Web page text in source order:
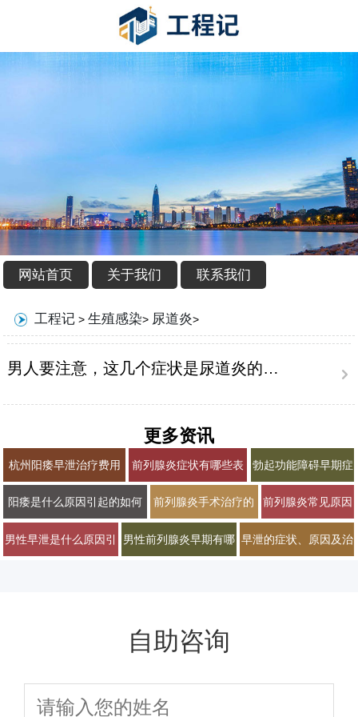
网站首页 关于我们 联系我们
工程记 >生殖感染> 尿道炎>
男人要注意，这几个症状是尿道炎的信号！
更多资讯
杭州阳痿早泄治疗费用
多少男科医院排名2026
前列腺炎症状有哪些表
现？2026年男科专家科
普治疗与预防方法
勃起功能障碍早期症
状有哪些？2026年
男科专家详解治疗方
阳痿是什么原因引起的如何
治疗才能恢复
前列腺炎手术治疗的
必要性有多大
前列腺炎常见原因
及早期症状有哪些
男性早泄是什么原因引 男性前列腺炎早期有哪 早泄的症状、原因及治
自助咨询